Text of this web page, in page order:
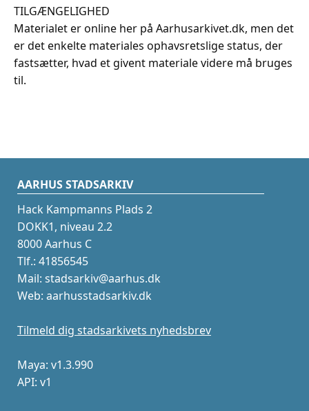
TILGÆNGELIGHED
Materialet er online her på Aarhusarkivet.dk, men det
er det enkelte materiales ophavsretslige status, der
fastsætter, hvad et givent materiale videre må bruges
til.
AARHUS STADSARKIV
Hack Kampmanns Plads 2
DOKK1, niveau 2.2
8000 Aarhus C
Tlf.: 41856545
Mail: stadsarkiv@aarhus.dk
Web: aarhusstadsarkiv.dk
Tilmeld dig stadsarkivets nyhedsbrev
Maya: v1.3.990
API: v1